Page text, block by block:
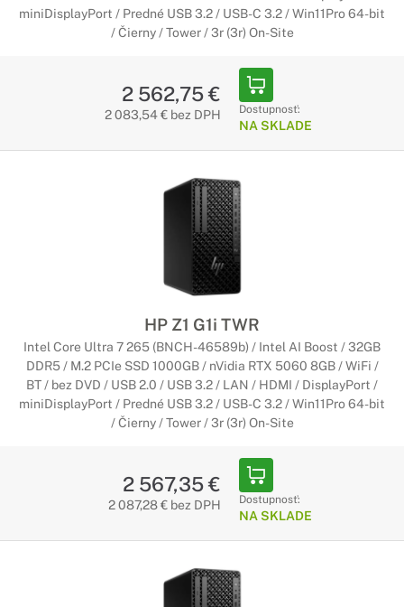
miniDisplayPort / Predné USB 3.2 / USB-C 3.2 / Win11Pro 64-bit
/ Čierny / Tower / 3r (3r) On-Site
2 562,75 €
2 083,54 € bez DPH Dostupnosť:
NA SKLADE
HP Z1 G1i TWR
Intel Core Ultra 7 265 (BNCH-46589b) / Intel AI Boost / 32GB
DDR5 / M.2 PCIe SSD 1000GB / nVidia RTX 5060 8GB / WiFi /
BT / bez DVD / USB 2.0 / USB 3.2 / LAN / HDMI / DisplayPort /
miniDisplayPort / Predné USB 3.2 / USB-C 3.2 / Win11Pro 64-bit
/ Čierny / Tower / 3r (3r) On-Site
2 567,35 €
2 087,28 € bez DPH Dostupnosť:
NA SKLADE